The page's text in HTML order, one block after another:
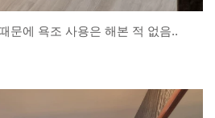
문에 욕조 사용은 해본 적 없음..